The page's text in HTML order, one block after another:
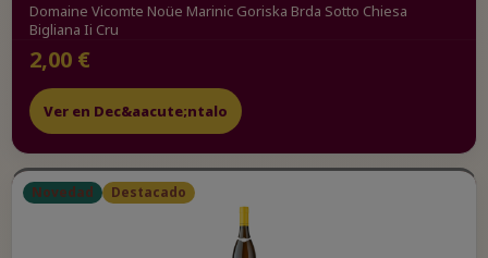
Domaine Vicomte Noüe Marinic Goriska Brda Sotto Chiesa
Bigliana Ii Cru
2,00 €
Ver en Dec&aacute;ntalo
Novedad Destacado